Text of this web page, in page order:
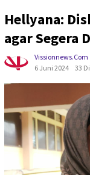
Hellyana:
agar Segera
Vissionnews.com
6 Juni 2024
33